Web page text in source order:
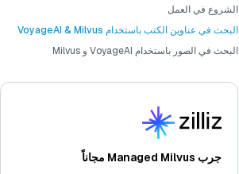
الشروع في العمل
البحث في عناوين الكتب باستخدام VoyageAI & Milvus
البحث في الصور باستخدام VoyageAI و Milvus
جرب Managed Milvus مجاناً